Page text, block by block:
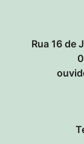
Rua 16 de